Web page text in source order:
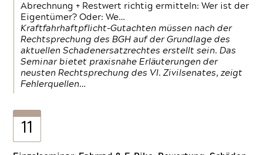
Abrechnung + Restwert richtig ermitteln: Wer ist der
Eigentümer? Oder: We…
Kraftfahrhaftpflicht-Gutachten müssen nach der
Rechtsprechung des BGH auf der Grundlage des
aktuellen Schadenersatzrechtes erstellt sein. Das
Seminar bietet praxisnahe Erläuterungen der
neusten Rechtsprechung des VI. Zivilsenates, zeigt
Fehlerquellen…
11